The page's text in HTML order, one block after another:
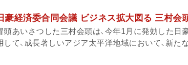
豪経済委合同会議 ビジネス拡大図る 三村会
頭あいさつした三村会頭は、今年1月に発効した日
して、成長著しいアジア太平洋地域において、新た